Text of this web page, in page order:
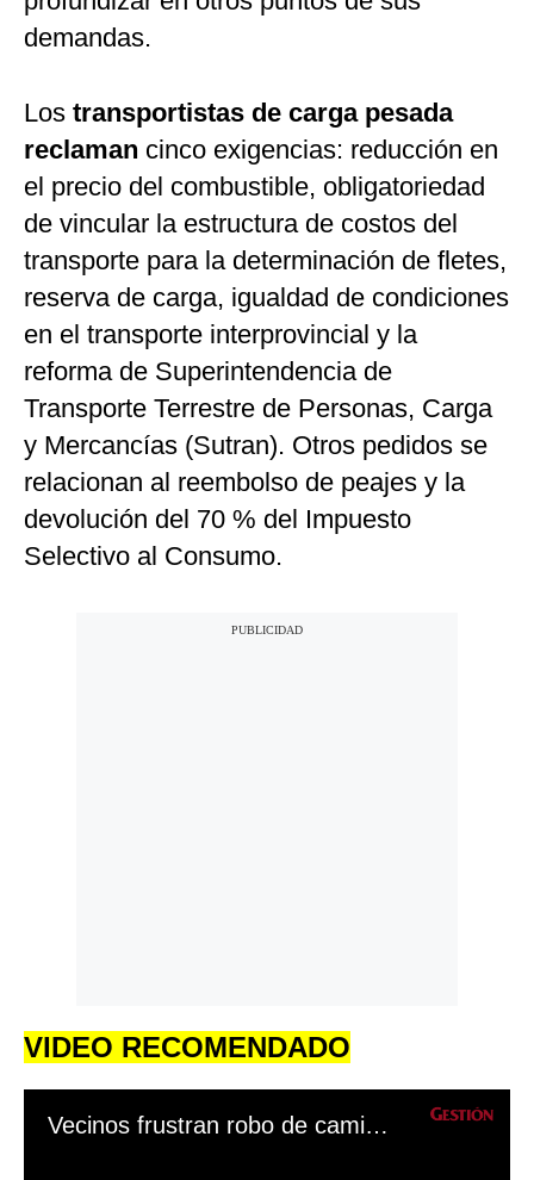
demandas.
Los transportistas de carga pesada
reclaman cinco exigencias: reducción en
el precio del combustible, obligatoriedad
de vincular la estructura de costos del
transporte para la determinación de fletes,
reserva de carga, igualdad de condiciones
en el transporte interprovincial y la
reforma de Superintendencia de
Transporte Terrestre de Personas, Carga
y Mercancías (Sutran). Otros pedidos se
relacionan al reembolso de peajes y la
devolución del 70 % del Impuesto
Selectivo al Consumo.
VIDEO RECOMENDADO
Vecinos frustran robo de camioneta lanzando baldes